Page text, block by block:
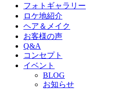
フォトギャラリー
ロケ地紹介
ヘア＆メイク
お客様の声
Q&A
コンセプト
イベント
BLOG
お知らせ